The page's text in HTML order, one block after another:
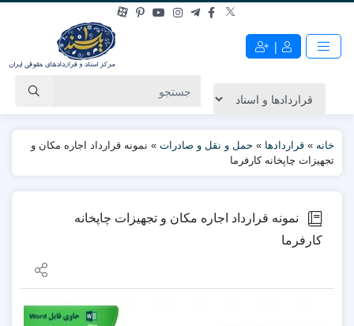
|
خانه » قراردادها » حمل و نقل و صادرات » نمونه قرارداد اجاره مکان و
تجهیزات چاپخانه کارفرما
نمونه قرارداد اجاره مکان و تجهیزات چاپخانه
کارفرما